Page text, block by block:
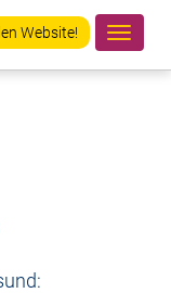
Website!
ein-/